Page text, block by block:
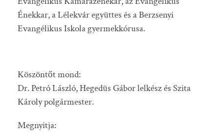
Énekkar, a Lélekvár együttes és a Berzsenyi
Evangélikus Iskola gyermekkórusa.
Köszöntőt mond:
Dr. Petró László, Hegedüs Gábor lelkész és Szita
Károly polgármester.
Megnyitja: